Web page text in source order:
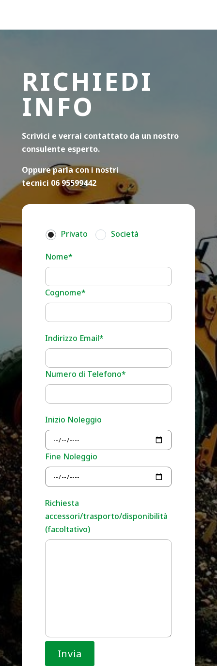
RICHIEDI
INFO
Scrivici e verrai contattato da un nostro
consulente esperto.
Oppure parla con i nostri
tecnici 06 95599442
Privato Società
Nome*
Cognome*
Indirizzo Email*
Numero di Telefono*
Inizio Noleggio
Fine Noleggio
Richiesta
accessori/trasporto/disponibilità
(facoltativo)